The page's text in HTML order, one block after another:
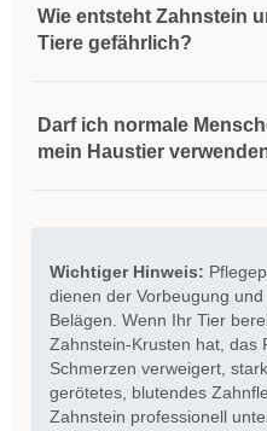
Wie entsteht Zahnstein
Tiere gefährlich?
Darf ich normale
mein Haustier
Wichtiger Hinweis:
dienen der Vorbeugung
Belägen. Wenn Ihr Tier
Zahnstein-Krusten hat, das
Schmerzen verweigert,
gerötetes, blutendes
Zahnstein professionell